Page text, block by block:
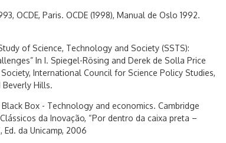
OCDE, Paris. OCDE (1998), Manual de Oslo 1992.
of Science, Technology and Society (SSTS):
In I. Spiegel-Rösing and Derek de Solla Price
International Council for Science Policy Studies,
Beverly Hills.
Black Box - Technology and economics. Cambridge
da Inovação, “Por dentro da caixa preta –
da Unicamp, 2006